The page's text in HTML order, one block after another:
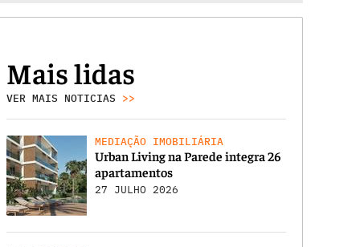
Mais lidas
VER MAIS NOTICIAS >>
MEDIAÇÃO IMOBILIÁRIA
Urban Living na Parede integra 26
apartamentos
27 JULHO 2026